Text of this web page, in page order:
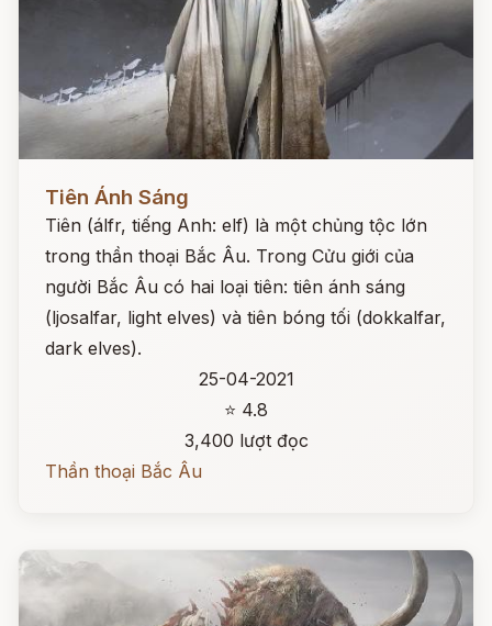
Tiên Ánh Sáng
Tiên (álfr, tiếng Anh: elf) là một chủng tộc lớn
trong thần thoại Bắc Âu. Trong Cửu giới của
người Bắc Âu có hai loại tiên: tiên ánh sáng
(ljosalfar, light elves) và tiên bóng tối (dokkalfar,
dark elves).
25-04-2021
⭐ 4.8
3,400 lượt đọc
Thần thoại Bắc Âu